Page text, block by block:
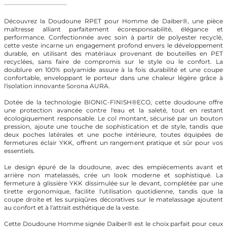
Découvrez la Doudoune RPET pour Homme de Daiber®, une pièce
maîtresse alliant parfaitement écoresponsabilité, élégance et
performance. Confectionnée avec soin à partir de polyester recyclé,
cette veste incarne un engagement profond envers le développement
durable, en utilisant des matériaux provenant de bouteilles en PET
recyclées, sans faire de compromis sur le style ou le confort. La
doublure en 100% polyamide assure à la fois durabilité et une coupe
confortable, enveloppant le porteur dans une chaleur légère grâce à
l'isolation innovante Sorona AURA.
Dotée de la technologie BIONIC-FINISH®ECO, cette doudoune offre
une protection avancée contre l'eau et la saleté, tout en restant
écologiquement responsable. Le col montant, sécurisé par un bouton
pression, ajoute une touche de sophistication et de style, tandis que
deux poches latérales et une poche intérieure, toutes équipées de
fermetures éclair YKK, offrent un rangement pratique et sûr pour vos
essentiels.
Le design épuré de la doudoune, avec des empiècements avant et
arrière non matelassés, crée un look moderne et sophistiqué. La
fermeture à glissière YKK dissimulée sur le devant, complétée par une
tirette ergonomique, facilite l'utilisation quotidienne, tandis que la
coupe droite et les surpiqûres décoratives sur le matelassage ajoutent
au confort et à l'attrait esthétique de la veste.
Cette Doudoune Homme signée Daiber® est le choix parfait pour ceux